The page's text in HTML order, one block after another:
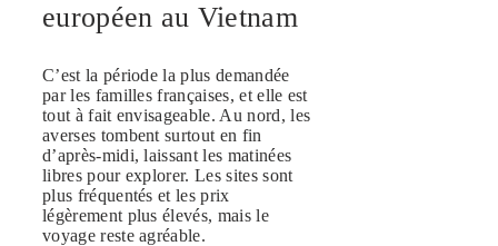
européen au Vietnam
C’est la période la plus demandée
par les familles françaises, et elle est
tout à fait envisageable. Au nord, les
averses tombent surtout en fin
d’après-midi, laissant les matinées
libres pour explorer. Les sites sont
plus fréquentés et les prix
légèrement plus élevés, mais le
voyage reste agréable.